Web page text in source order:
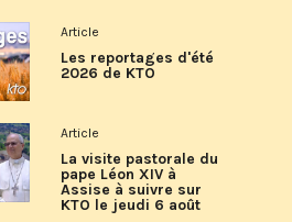
Article
Les reportages d'été
2026 de KTO
Article
La visite pastorale du
pape Léon XIV à
Assise à suivre sur
KTO le jeudi 6 août